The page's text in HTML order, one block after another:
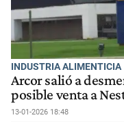
INDUSTRIA ALIMENTICIA
Arcor salió a
posible venta a
13-01-2026 18:48